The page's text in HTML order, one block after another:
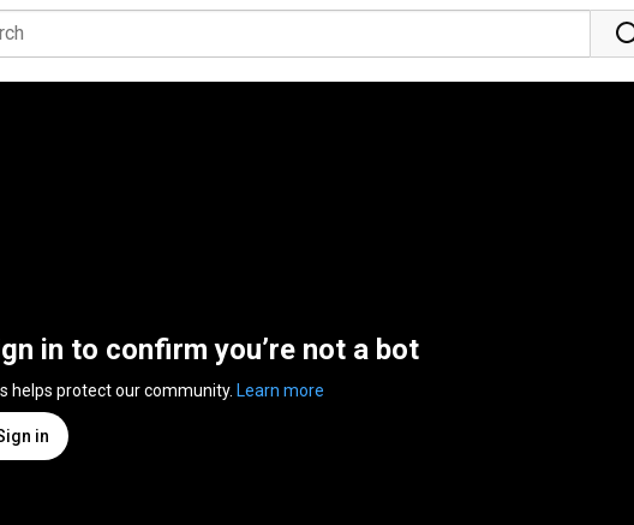
in to confirm you’re not a bot
helps protect our community. Learn more
in